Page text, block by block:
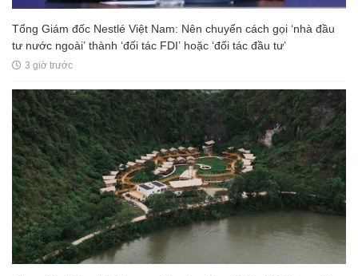
Tổng Giám đốc Nestlé Việt Nam: Nên chuyển cách gọi ‘nhà đầu
tư nước ngoài’ thành ‘đối tác FDI’ hoặc ‘đối tác đầu tư’
3 giờ trước